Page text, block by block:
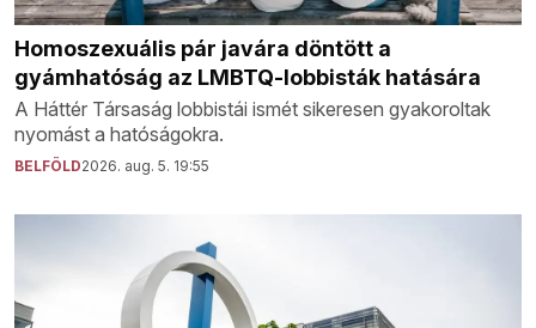
Homoszexuális pár javára döntött a
gyámhatóság az LMBTQ-lobbisták hatására
A Háttér Társaság lobbistái ismét sikeresen gyakoroltak
nyomást a hatóságokra.
BELFÖLD2026. aug. 5. 19:55